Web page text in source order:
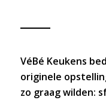
VéBé Keukens
originele
zo graag wilden: